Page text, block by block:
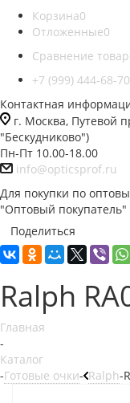
Корзина0
Отложенные0
Сравнение
+7 (999) 444-68-70
Контактная
г. Москва, Путевой
"Бескудниково")
Пн-Пт 10.00-18.00
info@opticsprof.ru
Для покупки по
"Оптовый покупатель"
Поделиться
Ralph
Главная
-
Каталог
-Готовые очки- Ralph-